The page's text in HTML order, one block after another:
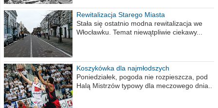
Rewitalizacja Starego Miasta
Stała się ostatnio modna rewitalizacja we
Włocławku. Temat niewątpliwie ciekawy...
Koszykówka dla najmłodszych
Poniedziałek, pogoda nie rozpieszcza, pod
Halą Mistrzów typowy dla meczowego dnia..